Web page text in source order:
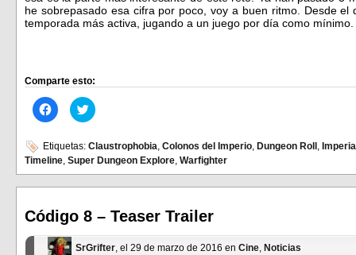
he sobrepasado esa cifra por poco, voy a buen ritmo. Desde
temporada más activa, jugando a un juego por día como mínimo.
Comparte esto:
Haz
clic
en
Facebook
(Se
abre
nueva)
Haz
clic
en
Twitter
(Se
abre
nueva)
Etiquetas: Claustrophobia, Colonos del Imperio, Dungeon Roll ,
Timeline, Super Dungeon Explore, Warfighter
Código 8 – Teaser Trailer
SrGrifter, el 29 de marzo de 2016 en Cine, Noticias